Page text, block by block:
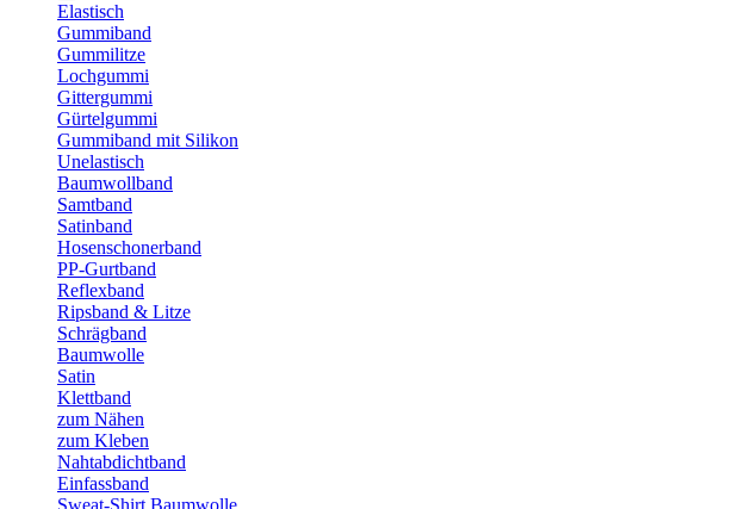
Elastisch
Gummiband
Gummilitze
Lochgummi
Gittergummi
Gürtelgummi
Gummiband mit Silikon
Unelastisch
Baumwollband
Samtband
Satinband
Hosenschonerband
PP-Gurtband
Reflexband
Ripsband & Litze
Schrägband
Baumwolle
Satin
Klettband
zum Nähen
zum Kleben
Nahtabdichtband
Einfassband
Sweat-Shirt Baumwolle